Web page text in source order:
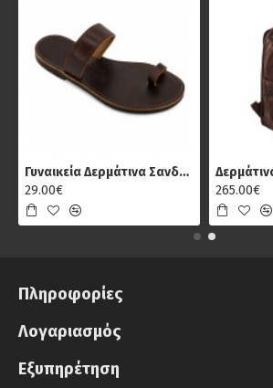
Γυναικεία Δερμάτινα Σανδάλια Κούρος 14, Καφέ
29.00€
265.00€
Πληροφορίες
Λογαριασμός
Εξυπηρέτηση